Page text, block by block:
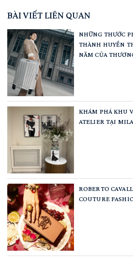
BÀI VIẾT LIÊN QUAN
NHỮNG THƯỚC
THÀNH HUYỀN
NĂM CỦA
KHÁM PHÁ KHU
ATELIER TẠI
ROBERTO
COUTURE